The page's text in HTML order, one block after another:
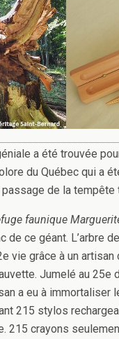
a été trouvée
du Québec qui a
de la tempête
faunique
de ce géant. L’arbre
vie grâce à un artisan
Jumelé au 25e
a eu à immortaliser
215 stylos
215 crayons